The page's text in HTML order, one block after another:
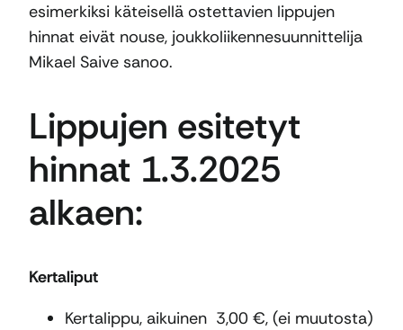
esimerkiksi käteisellä ostettavien lippujen
hinnat eivät nouse, joukkoliikennesuunnittelija
Mikael Saive sanoo.
Lippujen esitetyt
hinnat 1.3.2025
alkaen:
Kertaliput
Kertalippu, aikuinen 3,00 €, (ei muutosta)